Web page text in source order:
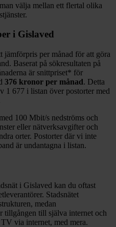
välja mellan ett flertal olika
i Gislaved
jämförpris per månad för att göra
Baserat på sökresultaten på
är snittpriset* för
376 kronor per månad. Detta
1 677 i listan över postorter med
100 Mbit/s nedströms och
eller nätverksavgifter och
orter. Postorter där vi inte
är undantagna i listan.
i Gislaved kan du oftast
Stadsnätet
medan
tillgången till själva internet och
via internet, med mera.